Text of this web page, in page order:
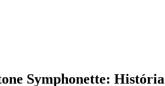
Symphonette: História